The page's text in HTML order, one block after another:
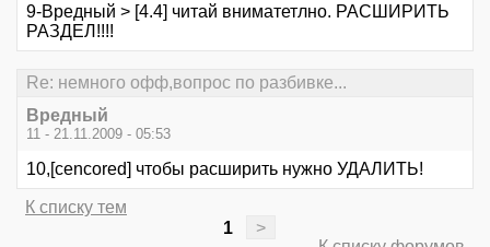
9-Вредный > [4.4] читай вниматетлно. РАСШИРИТЬ
РАЗДЕЛ!!!!
Re: немного офф,вопрос по разбивке...
Вредный
11 - 21.11.2009 - 05:53
10,[cencored] чтобы расширить нужно УДАЛИТЬ!
К списку тем
1
>